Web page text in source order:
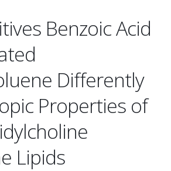
Benzoic Acid
Differently
Properties of
Lipids